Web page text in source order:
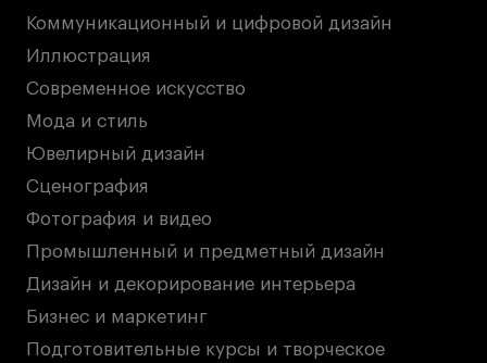
Коммуникационный и цифровой дизайн
Иллюстрация
Современное искусство
Мода и стиль
Ювелирный дизайн
Сценография
Фотография и видео
Промышленный и предметный дизайн
Дизайн и декорирование интерьера
Бизнес и маркетинг
Подготовительные курсы и творческое